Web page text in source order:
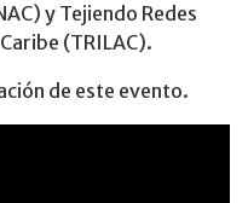
y Tejiendo Redes
(TRILAC).
de este evento.